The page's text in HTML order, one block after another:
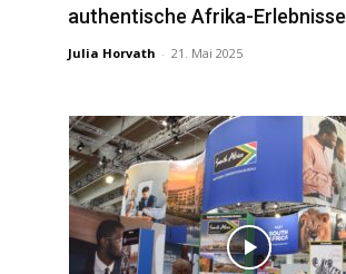
authentische Afrika-Erlebnisse
Julia Horvath - 21. Mai 2025